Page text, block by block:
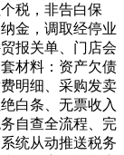
税，非告白保
金，调取经停业
报关单、门店会
材料：资产欠债
明细、采购发卖
白条、无票收入
自查全流程、完
统从动推送税务